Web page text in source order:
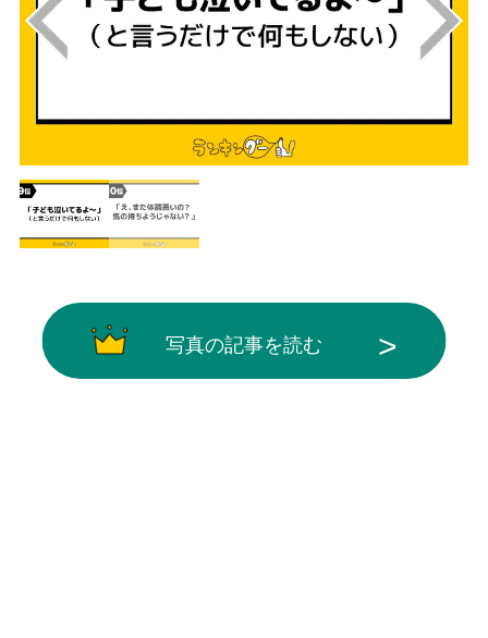
写真の記事を読む